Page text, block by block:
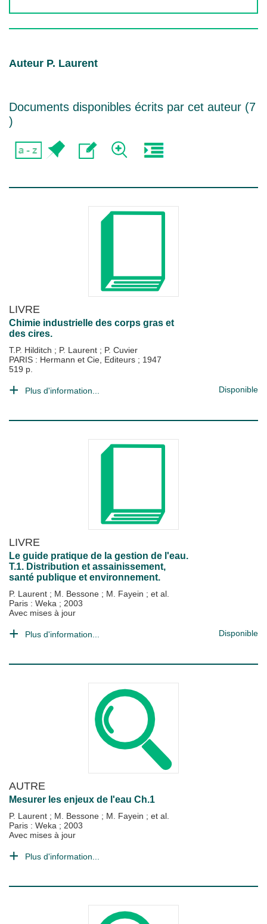
Auteur P. Laurent
Documents disponibles écrits par cet auteur (7
)
LIVRE
Chimie industrielle des corps gras et
des cires.
T.P. Hilditch ; P. Laurent ; P. Cuvier
PARIS : Hermann et Cie, Editeurs ; 1947
519 p.
Plus d'information... Disponible
LIVRE
Le guide pratique de la gestion de l'eau.
T.1. Distribution et assainissement,
santé publique et environnement.
P. Laurent ; M. Bessone ; M. Fayein ; et al.
Paris : Weka ; 2003
Avec mises à jour
Plus d'information... Disponible
AUTRE
Mesurer les enjeux de l'eau Ch.1
P. Laurent ; M. Bessone ; M. Fayein ; et al.
Paris : Weka ; 2003
Avec mises à jour
Plus d'information...